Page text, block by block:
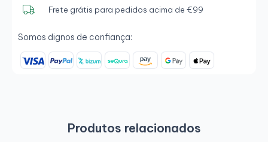
Frete grátis para pedidos acima de €99
Somos dignos de confiança:
Produtos relacionados